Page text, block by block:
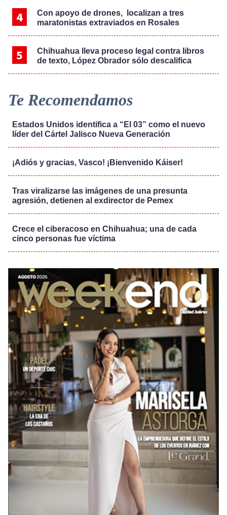
Con apoyo de drones, localizan a tres
maratonistas extraviados en Rosales
Chihuahua lleva proceso legal contra libros
de texto, López Obrador sólo descalifica
Te Recomendamos
Estados Unidos identifica a “El 03” como el nuevo
líder del Cártel Jalisco Nueva Generación
¡Adiós y gracias, Vasco! ¡Bienvenido Káiser!
Tras viralizarse las imágenes de una presunta
agresión, detienen al exdirector de Pemex
Crece el ciberacoso en Chihuahua; una de cada
cinco personas fue víctima